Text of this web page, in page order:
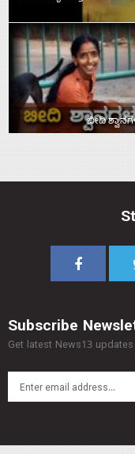
ಬೀದಿ
Subscribe
Get latest News13